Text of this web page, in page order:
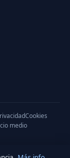
Cookies
medio